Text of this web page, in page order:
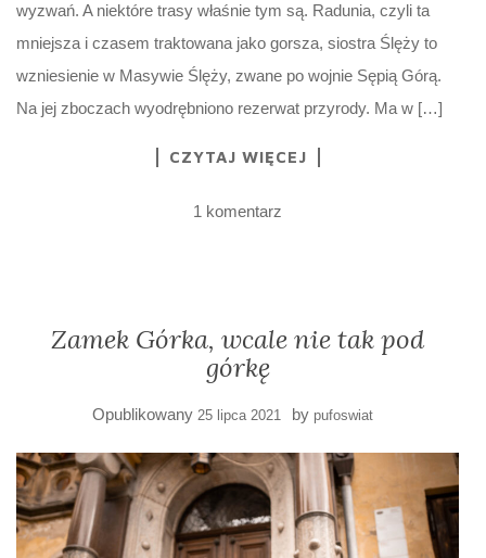
wyzwań. A niektóre trasy właśnie tym są. Radunia, czyli ta
mniejsza i czasem traktowana jako gorsza, siostra Ślęży to
wzniesienie w Masywie Ślęży, zwane po wojnie Sępią Górą.
Na jej zboczach wyodrębniono rezerwat przyrody. Ma w […]
CZYTAJ WIĘCEJ
1 komentarz
Zamek Górka, wcale nie tak pod
górkę
Opublikowany 25 lipca 2021 by pufoswiat